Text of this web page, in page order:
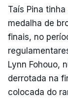
Taís Pina
medalha de
finais, no
Lynn Fohouo,
derrotada na
colocada do